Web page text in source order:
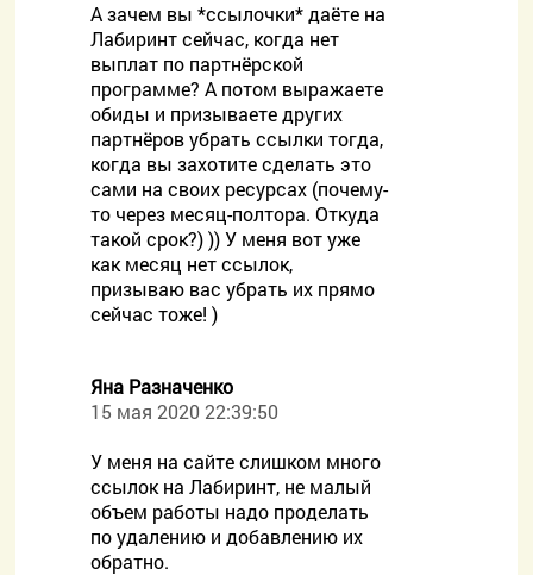
А зачем вы *ссылочки* даёте на
Лабиринт сейчас, когда нет
выплат по партнёрской
программе? А потом выражаете
обиды и призываете других
партнёров убрать ссылки тогда,
когда вы захотите сделать это
сами на своих ресурсах (почему-
то через месяц-полтора. Откуда
такой срок?) )) У меня вот уже
как месяц нет ссылок,
призываю вас убрать их прямо
сейчас тоже! )
Яна Разначенко
15 мая 2020 22:39:50
У меня на сайте слишком много
ссылок на Лабиринт, не малый
объем работы надо проделать
по удалению и добавлению их
обратно.